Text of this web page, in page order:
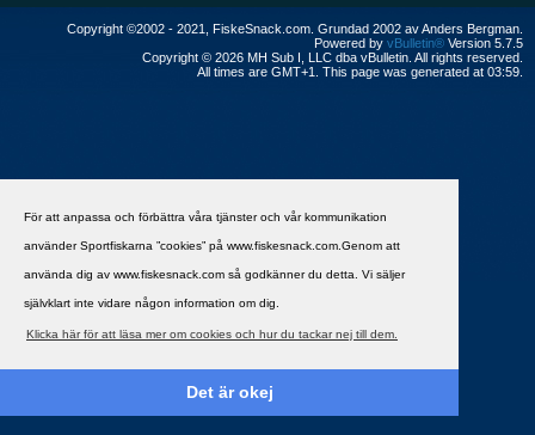
För att anpassa och förbättra våra tjänster och vår kommunikation
använder Sportfiskarna ”cookies” på www.fiskesnack.com.Genom att
använda dig av www.fiskesnack.com så godkänner du detta. Vi säljer
självklart inte vidare någon information om dig.
Klicka här för att läsa mer om cookies och hur du tackar nej till dem.
Det är okej
Copyright ©2002 - 2021, FiskeSnack.com. Grundad 2002 av Anders Bergman.
Powered by vBulletin® Version 5.7.5
Copyright © 2026 MH Sub I, LLC dba vBulletin. All rights reserved.
All times are GMT+1. This page was generated at 03:59.